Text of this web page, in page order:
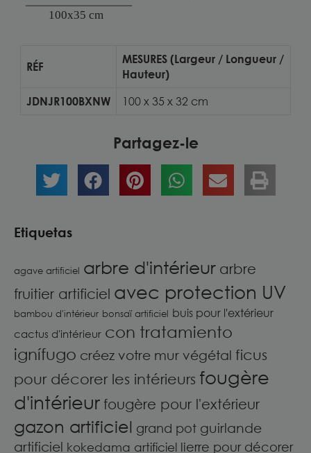
RÉF
MESURES (Largeur / Longueur /
Hauteur)
JDNJR100BXNW
100 x 35 x 32 cm
Partagez-le
Etiquetas
agave artificiel arbre d'intérieur arbre
fruitier artificiel avec protection UV
bambou d'intérieur bonsaï artificiel buis pour l'extérieur
cactus d'intérieur con tratamiento
ignífugo créez votre mur végétal ficus
pour décorer les intérieurs fougère
d'intérieur fougère pour l'extérieur
gazon artificiel grand pot guirlande
artificiel kokedama artificiel lierre pour décorer